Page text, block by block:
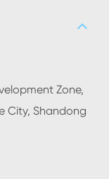
Zone,
City, Shandong